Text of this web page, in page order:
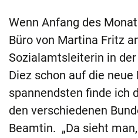
Wenn Anfang des
Büro von Martina Fritz
Sozialamtsleiterin in
Diez schon auf die neue
spannendsten finde ich
den verschiedenen
Beamtin. „Da sieht